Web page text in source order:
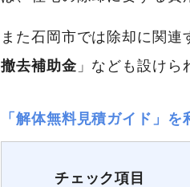
また石岡市では除却に関
撤去補助金」なども設けら
「解体無料見積ガイド」
チェック項目